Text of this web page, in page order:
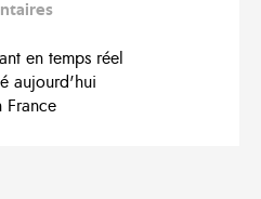
en temps réel
aujourd'hui
France